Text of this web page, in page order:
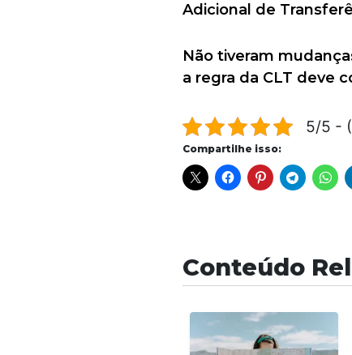
Adicional de
Não tiveram
a regra da CLT deve
5/5 -
Compartilhe isso:
Conteúdo